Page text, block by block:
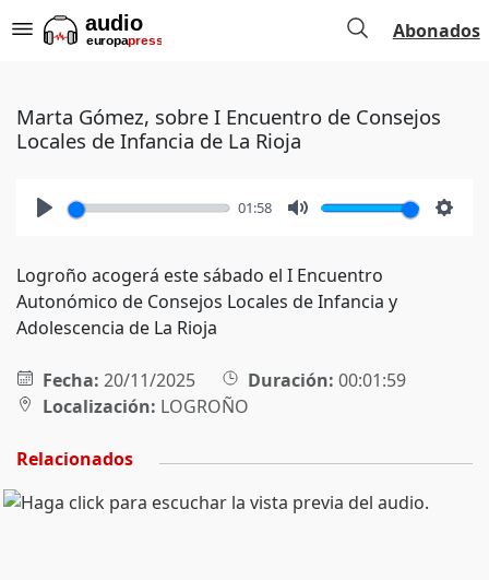
Abonados
Marta Gómez, sobre I Encuentro de Consejos
Locales de Infancia de La Rioja
01:58
Logroño acogerá este sábado el I Encuentro
Autonómico de Consejos Locales de Infancia y
Adolescencia de La Rioja
Fecha: 20/11/2025 Duración: 00:01:59
Localización: LOGROÑO
Relacionados